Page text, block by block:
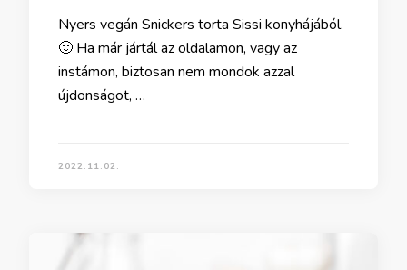
Nyers vegán Snickers torta Sissi konyhájából.
🙂 Ha már jártál az oldalamon, vagy az
instámon, biztosan nem mondok azzal
újdonságot, …
2022.11.02.